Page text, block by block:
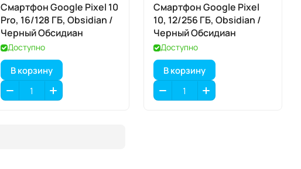
Смартфон Google Pixel 10
Pro, 16/128 ГБ, Obsidian /
Черный Обсидиан
Доступно
В корзину
Смартфон Google Pixel
10, 12/256 ГБ, Obsidian /
Черный Обсидиан
Доступно
В корзину